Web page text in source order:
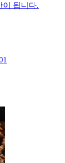
이 됩니다.